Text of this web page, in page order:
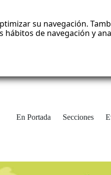
su navegación.
de navegación y
En Portada Secciones